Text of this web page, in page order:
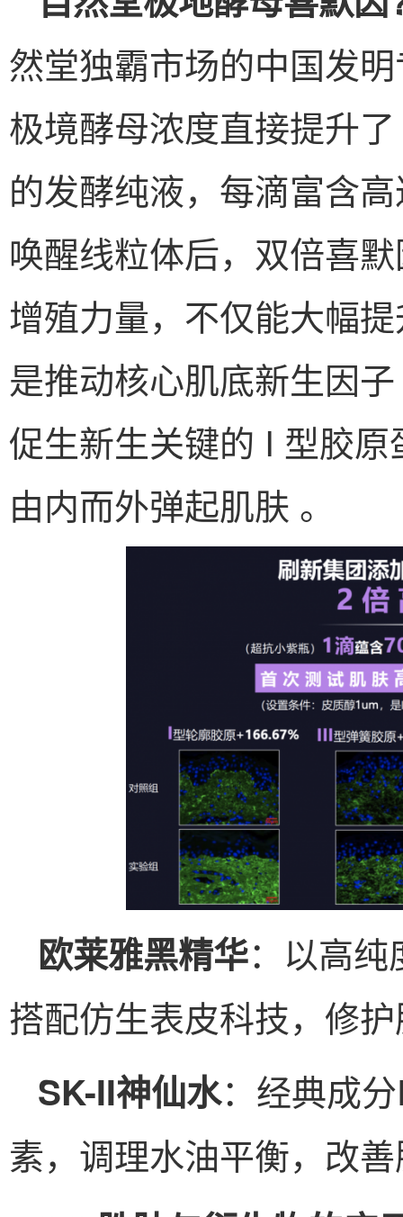
然堂独霸市场的中国发
极境酵母浓度直接提升
的发酵纯液，每滴富含
唤醒线粒体后，双倍喜
增殖力量，不仅能大幅
是推动核心肌底新生因
促生新生关键的 I 型胶
由内而外弹起肌肤 。
欧莱雅黑精华：以高
搭配仿生表皮科技，修
SK-II神仙水：经典成
素，调理水油平衡，改